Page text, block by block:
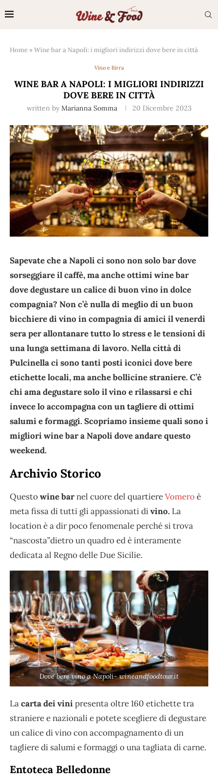
Home »Wine bar a Napoli: i migliori indirizzi dove bere in città
Vino e Birra
WINE BAR A NAPOLI: I MIGLIORI INDIRIZZI
DOVE BERE IN CITTÀ
written by Marianna Somma 20 Dicembre 2023
Sapevate che a Napoli ci sono non solo bar dove
sorseggiare il caffè, ma anche ottimi wine bar
dove degustare un calice di buon vino in dolce
compagnia? Non c’è nulla di meglio di un buon
bicchiere di vino in compagnia di amici il venerdì
sera per allontanare tutto lo stress e le tensioni di
una lunga settimana di lavoro. Nella città di
Pulcinella ci sono tanti posti iconici dove bere
etichette locali, ma anche bollicine straniere. C’è
chi ama degustare solo il vino e rilassarsi e chi
invece lo accompagna con un tagliere di ottimi
salumi e formaggi. Scopriamo insieme quali sono i
migliori wine bar a Napoli dove andare questo
weekend.
Archivio Storico
Questowine barnel cuore del quartiereVomeroè
meta fissa di tutti gli appassionati divino. La
location è a dir poco fenomenale perché si trova
“nascosta”dietro un quadro ed è interamente
dedicata al Regno delle Due Sicilie.
Dove bere vino a Napoli- wineandfoodtour.it
Lacarta deivinipresenta oltre 160 etichette tra
straniere e nazionali e potete scegliere di degustare
un calice di vino con accompagnamento di un
tagliere di salumi e formaggi o una tagliata di carne.
Entoteca Belledonne